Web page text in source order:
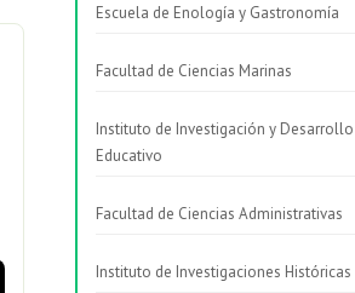
Escuela de Enología y Gastronomía
Facultad de Ciencias Marinas
Instituto de Investigación y Desarrollo
Educativo
Facultad de Ciencias Administrativas
Instituto de Investigaciones Históricas